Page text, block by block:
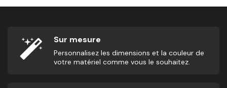
Sur mesure
Personnalisez les dimensions et la couleur de
votre matériel comme vous le souhaitez.